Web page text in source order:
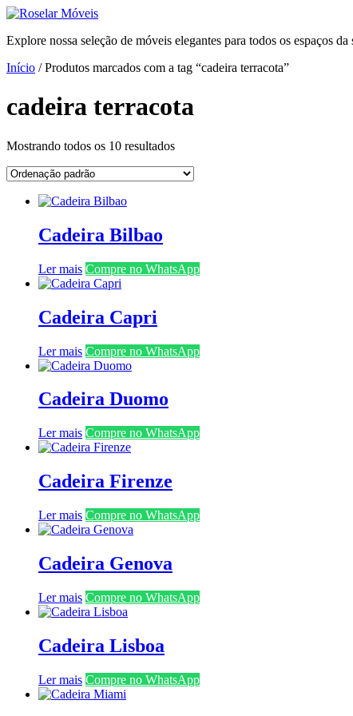
Ir
o
Explore nossa seleção de móveis elegantes para todos os espaços
Início / Produtos marcados com a tag “cadeira terracota”
cadeira terracota
Mostrando todos os 10 resultados
Cadeira Bilbao
Ler mais Compre no WhatsApp
Cadeira Capri
Ler mais Compre no WhatsApp
Cadeira Duomo
Ler mais Compre no WhatsApp
Cadeira Firenze
Ler mais Compre no WhatsApp
Cadeira Genova
Ler mais Compre no WhatsApp
Cadeira Lisboa
Ler mais Compre no WhatsApp